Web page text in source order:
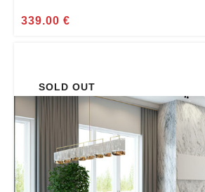
339.00 €
SOLD OUT